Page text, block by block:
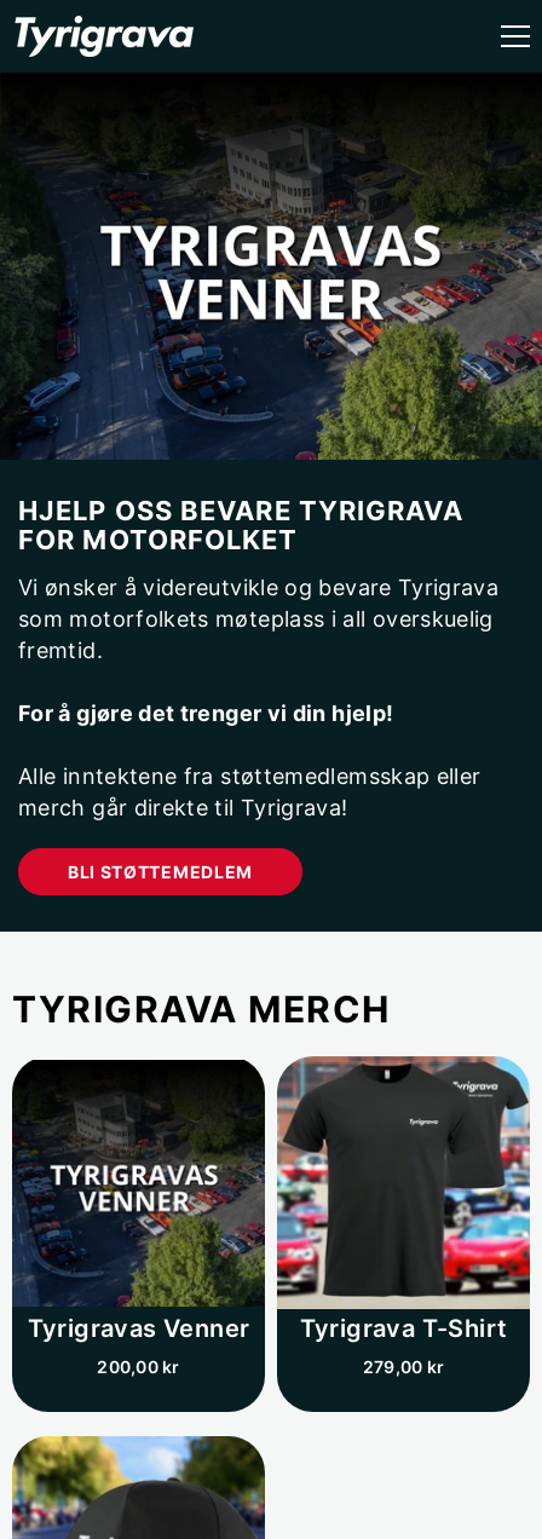
HJELP OSS BEVARE TYRIGRAVA
FOR MOTORFOLKET
Vi ønsker å videreutvikle og bevare Tyrigrava
som motorfolkets møteplass i all overskuelig
fremtid.
For å gjøre det trenger vi din hjelp!
Alle inntektene fra støttemedlemsskap eller
merch går direkte til Tyrigrava!
BLI STØTTEMEDLEM
TYRIGRAVA MERCH
Tyrigravas Venner
200,00 kr
Tyrigrava T-Shirt
279,00 kr